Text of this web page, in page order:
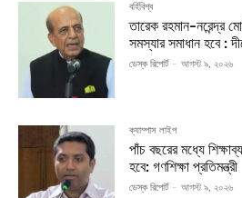
বর্হিবিশ্ব
তারেক রহমান-নরেন্দ্র
সমস্যার সমাধান হবে :
ডেস্ক রিপোর্ট - আগস্ট ৯, ২০২৬
ক্যাম্পাস লাইপ
পাঁচ বছরের মধ্যে
হবে: গণশিক্ষা প্রতিমন্ত্রী
ডেস্ক রিপোর্ট - আগস্ট ৯, ২০২৬